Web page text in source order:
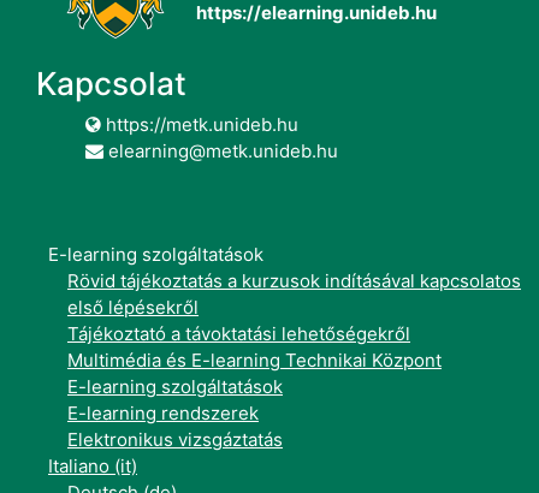
https://elearning.unideb.hu
Kapcsolat
https://metk.unideb.hu
elearning@metk.unideb.hu
E-learning szolgáltatások
Rövid tájékoztatás a kurzusok indításával kapcsolatos
első lépésekről
Tájékoztató a távoktatási lehetőségekről
Multimédia és E-learning Technikai Központ
E-learning szolgáltatások
E-learning rendszerek
Elektronikus vizsgáztatás
Italiano ‎(it)‎